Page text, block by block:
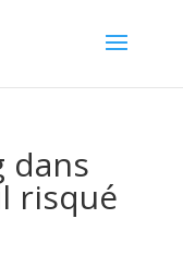
dans
risqué